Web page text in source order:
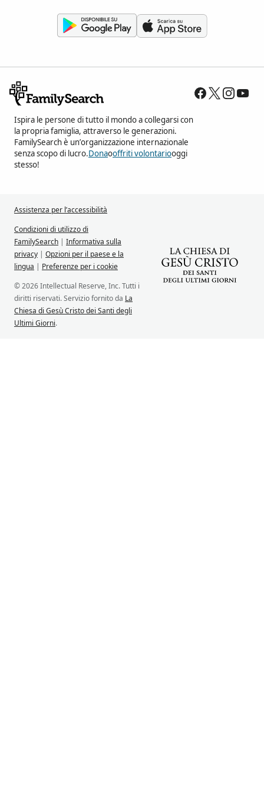
Ispira le persone di tutto il mondo a collegarsi con
la propria famiglia, attraverso le generazioni.
FamilySearch è un’organizzazione internazionale
senza scopo di lucro.Donaooffriti volontariooggi
stesso!
Assistenza per l’accessibilità
Condizioni di utilizzo di
FamilySearch | Informativa sulla
privacy | Opzioni per il paese e la
lingua | Preferenze per i cookie
© 2026 Intellectual Reserve, Inc. Tutti i
diritti riservati. Servizio fornito da La
Chiesa di Gesù Cristo dei Santi degli
Ultimi Giorni.